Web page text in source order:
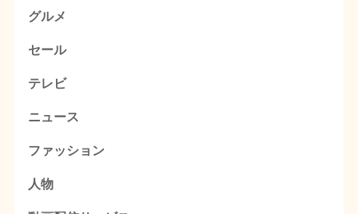
グルメ
セール
テレビ
ニュース
ファッション
人物